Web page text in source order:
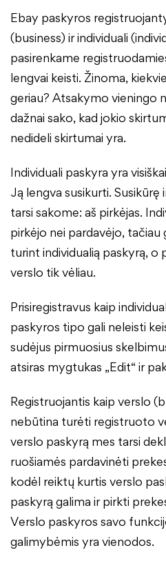
Ebay paskyros
(business) ir individuali
pasirenkame
lengvai keisti. Žinoma,
geriau? Atsakymo vieningo
dažnai sako, kad jokio
nedideli skirtumai yra.
Individuali paskyra yra
Ją lengva susikurti. Susikūrę
tarsi sakome: aš pirkėjas.
pirkėjo nei pardavėjo, tačiau
turint individualią paskyrą, o
verslo tik vėliau.
Prisiregistravus kaip
paskyros tipo gali neleisti
sudėjus pirmuosius
atsiras mygtukas „Edit“ ir
Registruojantis kaip verslo
nebūtina turėti registruoto
verslo paskyrą mes tarsi
ruošiamės pardavinėti
kodėl reiktų kurtis verslo
paskyrą galima ir pirkti
Verslo paskyros savo
galimybėmis yra vienodos.